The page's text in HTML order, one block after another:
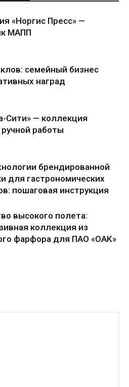
«Норгис Пресс» —
МАПП
семейный бизнес
наград
Сити» — коллекция
работы
брендированной
для гастрономических
пошаговая инструкция
высокого полета:
коллекция из
фарфора для ПАО «ОАК»